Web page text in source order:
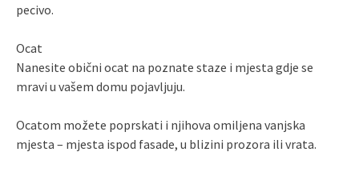
pecivo.
Ocat
Nanesite obični ocat na poznate staze i mjesta gdje se
mravi u vašem domu pojavljuju.
Ocatom možete poprskati i njihova omiljena vanjska
mjesta – mjesta ispod fasade, u blizini prozora ili vrata.